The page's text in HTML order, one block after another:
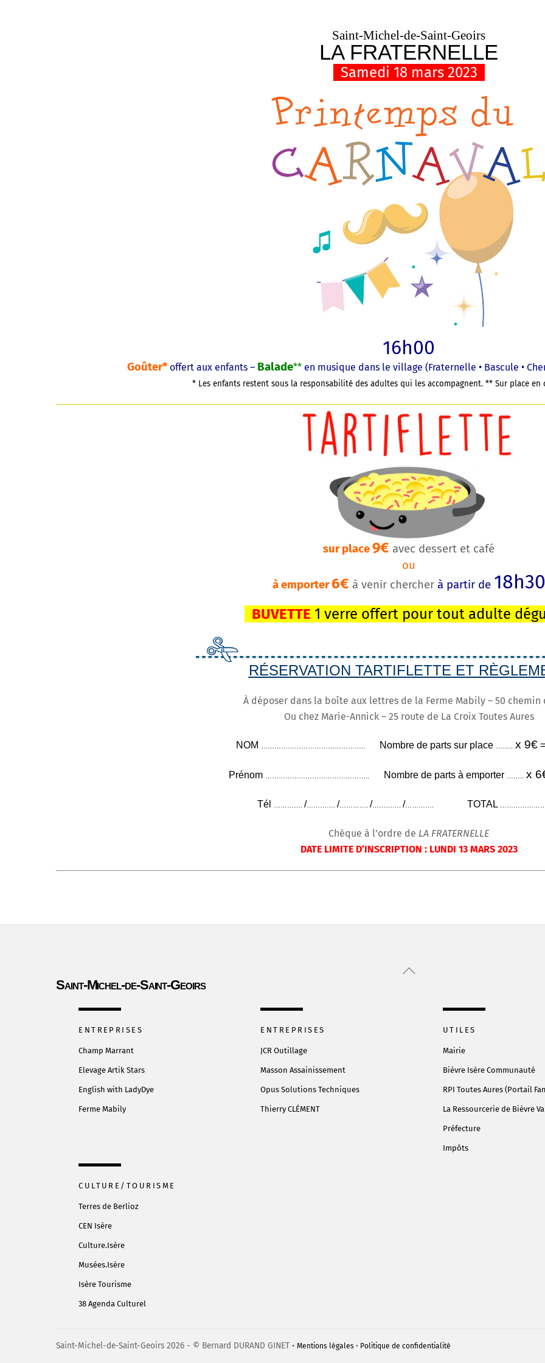
Saint-Michel-de-Saint-Geoirs
LA FRATERNELLE
Samedi 18 mars 2023
16h00
Goûter* offert aux enfants – Balade** en musique dans le village (Fraternelle • Bascule •
* Les enfants restent sous la responsabilité des adultes qui les accompagnent. ** Sur place en
sur place9€ avec dessert et café
ou
à emporter6€ à venir chercher à partir de 18h30
BUVETTE 1 verre offert pour tout adulte
RÉSERVATION TARTIFLETTE ET
À déposer dans la boîte aux lettres de la Ferme Mabily – 50 chemin
Ou chez Marie-Annick – 25 route de La Croix Toutes Aures
NOM Nombre de parts sur place x 9€ =
Prénom Nombre de parts à emporter x
Tél / / / / TOTAL
Chèque à l’ordre de LA FRATERNELLE
DATE LIMITE D’INSCRIPTION : LUNDI 13 MARS 2023
Back
Saint-Michel-de-Saint-Geoirs
ENTREPRISES
Champ Marrant
Elevage ArtikStars
English with LadyDye
Ferme Mabily
ENTREPRISES
JCR Outillage
Masson Assainissement
Opus Solutions Techniques
Thierry CLÉMENT
UTILES
Mairie
Bièvre Isère Communauté
RPI Toutes Aures (Portail
La Ressourcerie de Bièvre
Préfecture
Impôts
CULTURE/TOURISME
Terres de Berlioz
CEN Isère
Culture.Isère
Musées.Isère
Isère Tourisme
38 Agenda Culturel
Saint-Michel-de-Saint-Geoirs 2026 - © Bernard DURAND GINET • Mentions légales • Politique de confidentialité